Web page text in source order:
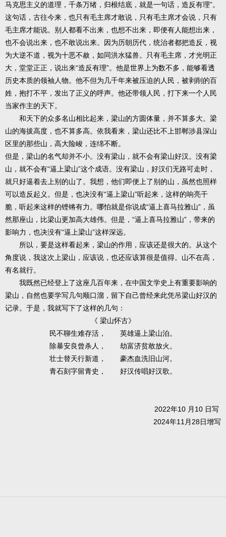
马克思主义的道理，千条万绪，归根结底，就是一句话，造反有理”。
这句话，古往今来，也只有毛主席才敢说，只有毛主席才会说，只有
毛主席才能说。别人都看不出来，也想不出来，即便有人能想出来，
也不会说出来，也不敢说出来。因为历朝历代，统治者都把造反，视
为大逆不道，视为十恶不赦，如同洪水猛兽。只有毛主席，才光明正
大，堂堂正正，说出来“造反有理”。他是世界上为数不多，能够看透
历史本质的领袖人物。他不但为几千年来被压迫的人民，被剥削的百
姓，抱打不平，发出了正义的呼声。他还带领人民，打下来一个人民
当家作主的天下。
和天下的众多名山相比起来，梁山的方圆体量，并不算多大。梁
山的海拔高度，也不算多高。依我看来，梁山还比不上邯郸涉县深山
区里的那些山，高大险峻，连绵不断。
但是，梁山的名气却并不小。没有梁山，就不会有梁山好汉。没有梁
山，就不会有“逼上梁山”这个成语。没有梁山，好汉们无路可走时，
就只好逼着去上别的山了。我想，他们即便上了别的山，虽然也照样
可以造反起义。但是，也决没有“逼上梁山”听起来，这样的响亮干
脆，听起来这样的铿锵有力。哪怕就是你说成“逼上喜马拉雅山”，虽
然那座山，比梁山更加高大雄伟。但是，“逼上喜马拉雅山”，带来的
影响力，也决没有“逼上梁山”这样深远。
所以，要是这样看起来，梁山的作用，应该还是很大的。从这个
角度说，我这次上梁山，应该说，也还应该算很是值得。山不在高，
有名就行。
我既然已经登上了这座几百年来，在中国文学史上有重要影响的
梁山，自然也要学写几句顺口溜，留下自己曾经来此凭吊梁山好汉的
记录。于是，我就写下了这样的几句：
《 梁山怀古》
民不聊生难存活， 英雄逼上梁山泊。
除暴安良曾杀人， 劫富济贫敢放火。
壮士替天行新道， 豪杰血洗旧山河。
青石刻字留青史， 好汉传唱好汉歌。
2022年10 月10 日写
2024年11月28日增写